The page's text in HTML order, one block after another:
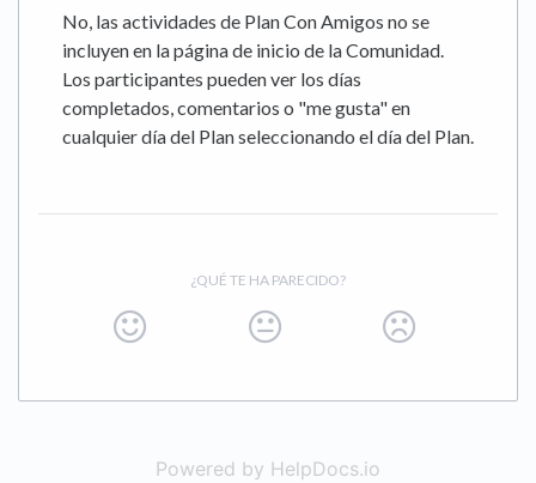
No, las actividades de Plan Con Amigos no se
incluyen en la página de inicio de la Comunidad.
Los participantes pueden ver los días
completados, comentarios o "me gusta" en
cualquier día del Plan seleccionando el día del Plan.
¿QUÉ TE HA PARECIDO?
Powered by HelpDocs.io